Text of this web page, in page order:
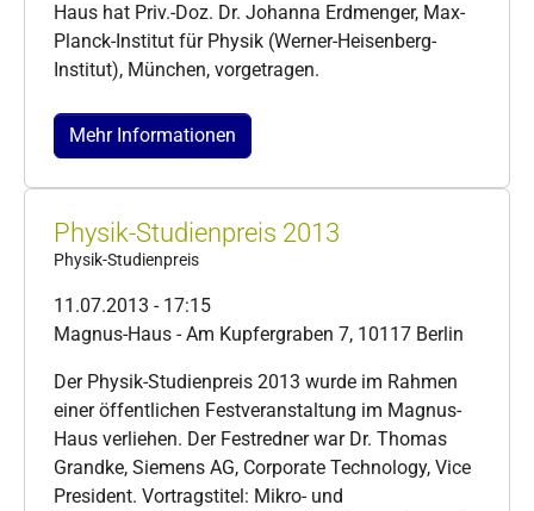
Haus hat Priv.-Doz. Dr. Johanna Erdmenger, Max-
Planck-Institut für Physik (Werner-Heisenberg-
Institut), München, vorgetragen.
Mehr Informationen
Physik-Studienpreis 2013
Physik-Studienpreis
11.07.2013 - 17:15
Magnus-Haus - Am Kupfergraben 7, 10117 Berlin
Der Physik-Studienpreis 2013 wurde im Rahmen
einer öffentlichen Festveranstaltung im Magnus-
Haus verliehen. Der Festredner war Dr. Thomas
Grandke, Siemens AG, Corporate Technology, Vice
President. Vortragstitel: Mikro- und